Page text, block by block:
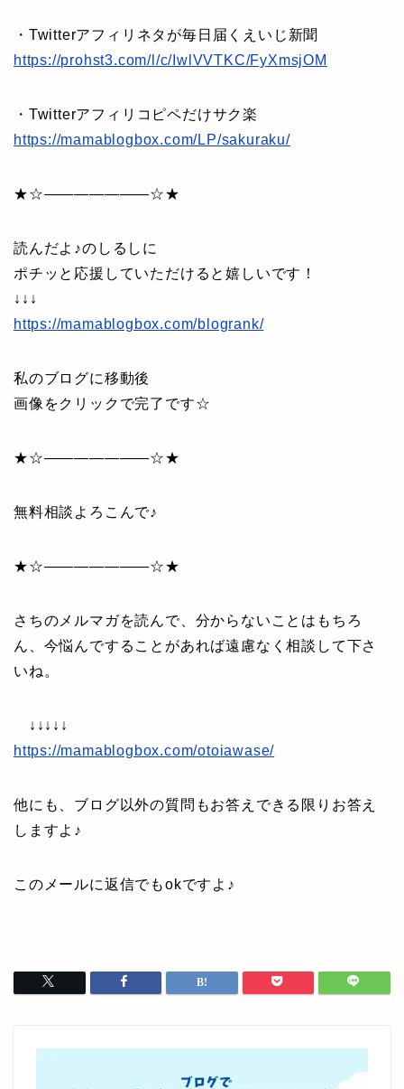
・Twitterアフィリネタが毎日届くえいじ新聞
https://prohst3.com/l/c/IwlVVTKC/FyXmsjOM
・Twitterアフィリコピペだけサク楽
https://mamablogbox.com/LP/sakuraku/
★☆———————☆★
読んだよ♪のしるしに
ポチッと応援していただけると嬉しいです！
↓↓↓
https://mamablogbox.com/blogrank/
私のブログに移動後
画像をクリックで完了です☆
★☆———————☆★
無料相談よろこんで♪
★☆———————☆★
さちのメルマガを読んで、分からないことはもちろ
ん、今悩んですることがあれば遠慮なく相談して下さ
いね。
↓↓↓↓↓
https://mamablogbox.com/otoiawase/
他にも、ブログ以外の質問もお答えできる限りお答え
しますよ♪
このメールに返信でもokですよ♪